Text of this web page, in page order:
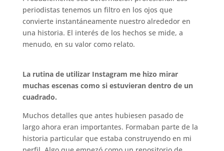
periodistas tenemos un filtro en los ojos que
convierte instantáneamente nuestro alrededor en
una historia. El interés de los hechos se mide, a
menudo, en su valor como relato.
La rutina de utilizar Instagram me hizo mirar
muchas escenas como si estuvieran dentro de un
cuadrado.
Muchos detalles que antes hubiesen pasado de
largo ahora eran importantes. Formaban parte de la
historia particular que estaba construyendo en mi